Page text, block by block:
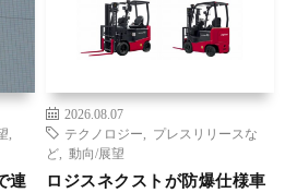
連
2026.08.07
テクノロジー
プレスリリースな
ど
動向/展望
ロジスネクストが防爆仕様車